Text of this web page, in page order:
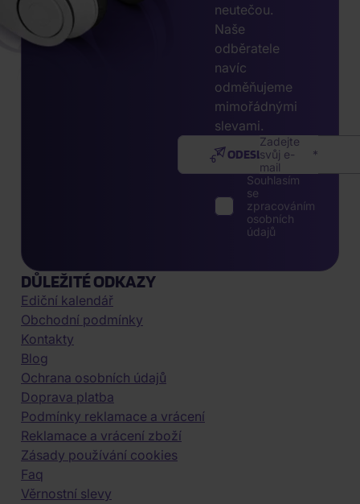
neutečou.
Naše
odběratele
navíc
odměňujeme
mimořádnými
slevami.
Zadejte
svůj e-
mail
ODESLAT
Souhlasím
se
zpracováním
osobních
údajů
DŮLEŽITÉ ODKAZY
Ediční kalendář
Obchodní podmínky
Kontakty
Blog
Ochrana osobních údajů
Doprava platba
Podmínky reklamace a vrácení
Reklamace a vrácení zboží
Zásady používání cookies
Faq
Věrnostní slevy